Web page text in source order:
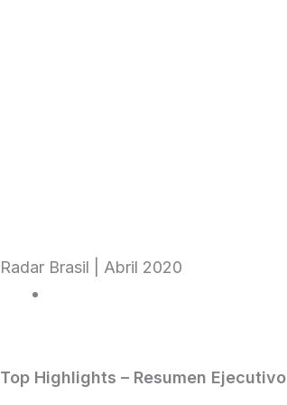
Radar Brasil | Abril 2020
Top Highlights – Resumen Ejecutivo